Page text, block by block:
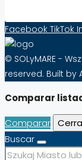
Facebook TikTok
© SOLyMARE -
reserved. Built by
Comparar
Comparar
Buscar